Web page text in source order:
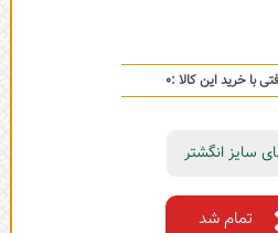
با خرید این کالا :0
سایز انگشتر
تمام شد